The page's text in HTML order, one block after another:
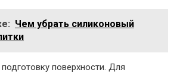
Чем убрать силиконовый
поверхности. Для